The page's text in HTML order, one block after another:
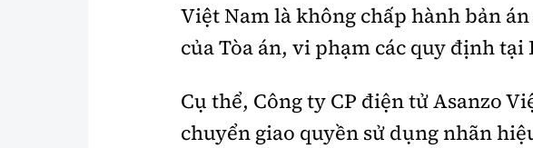
Việt Nam là không chấp hành bản
của Tòa án, vi phạm các quy định
Cụ thể, Công ty CP điện tử Asanzo
chuyển giao quyền sử dụng nhãn